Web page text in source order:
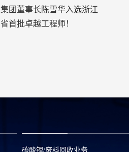
集团董事长陈雪华入选浙江
省首批卓越工程师！
碳酸锂/废料回收业务